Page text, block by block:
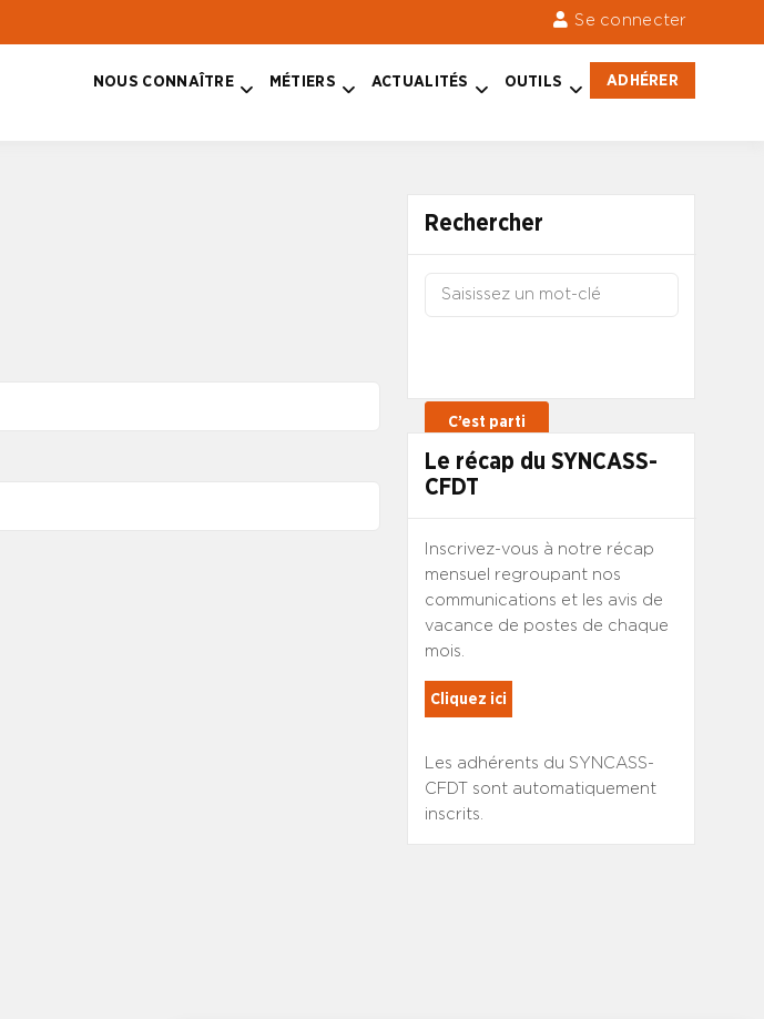
Se connecter
NOUS CONNAÎTRE MÉTIERS ACTUALITÉS OUTILS ADHÉRER
Rechercher
Le récap du SYNCASS-
CFDT
Inscrivez-vous à notre récap
mensuel regroupant nos
communications et les avis de
vacance de postes de chaque
mois.
Cliquez ici
Les adhérents du SYNCASS-
CFDT sont automatiquement
inscrits.